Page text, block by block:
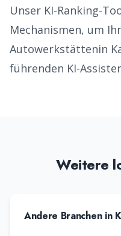
Unser KI-Ranking-
Mechanismen, um
Autowerkstättenin
führenden KI-
Weitere
Andere Branchen in